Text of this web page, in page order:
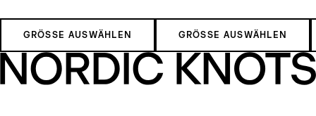
GRÖSSE AUSWÄHLEN GRÖSSE AUSWÄHLEN